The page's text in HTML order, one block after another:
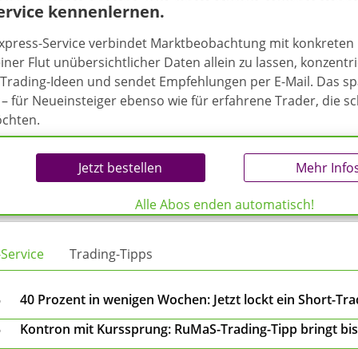
kennenlernen.
Service verbindet Marktbeobachtung mit
Flut unübersichtlicher Daten allein zu lassen,
Ideen und sendet Empfehlungen per E-Mail. Das
für Neueinsteiger ebenso wie für erfahrene Trader, die
Jetzt bestellen Mehr
Alle Abos enden automatisch!
Trading-Tipps
40 Prozent in wenigen Wochen: Jetzt lockt ein Short-
Kontron mit Kurssprung: RuMaS-Trading-Tipp bringt